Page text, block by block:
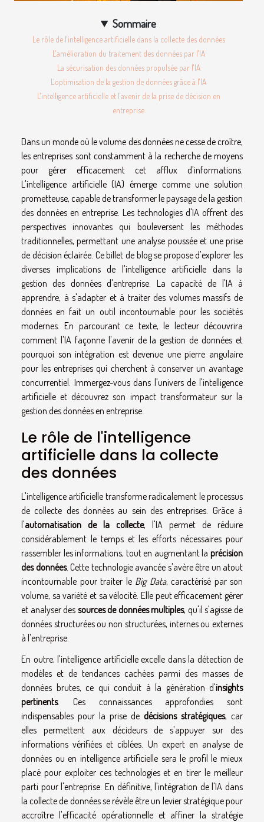
Sommaire
Le rôle de l'intelligence artificielle dans la collecte des données
L'amélioration du traitement des données par l'IA
La sécurisation des données propulsée par l'IA
L'optimisation de la gestion de données grâce à l'IA
L'intelligence artificielle et l'avenir de la prise de décision en
entreprise
Dans un monde où le volume des données ne cesse de croître,
les entreprises sont constamment à la recherche de moyens
pour gérer efficacement cet afflux d'informations.
L'intelligence artificielle (IA) émerge comme une solution
prometteuse, capable de transformer le paysage de la gestion
des données en entreprise. Les technologies d'IA offrent des
perspectives innovantes qui bouleversent les méthodes
traditionnelles, permettant une analyse poussée et une prise
de décision éclairée. Ce billet de blog se propose d'explorer les
diverses implications de l'intelligence artificielle dans la
gestion des données d'entreprise. La capacité de l'IA à
apprendre, à s'adapter et à traiter des volumes massifs de
données en fait un outil incontournable pour les sociétés
modernes. En parcourant ce texte, le lecteur découvrira
comment l'IA façonne l'avenir de la gestion de données et
pourquoi son intégration est devenue une pierre angulaire
pour les entreprises qui cherchent à conserver un avantage
concurrentiel. Immergez-vous dans l'univers de l'intelligence
artificielle et découvrez son impact transformateur sur la
gestion des données en entreprise.
Le rôle de l'intelligence
artificielle dans la collecte
des données
L'intelligence artificielle transforme radicalement le processus
de collecte des données au sein des entreprises. Grâce à
l'automatisation de la collecte, l'IA permet de réduire
considérablement le temps et les efforts nécessaires pour
rassembler les informations, tout en augmentant la précision
des données. Cette technologie avancée s'avère être un atout
incontournable pour traiter le Big Data, caractérisé par son
volume, sa variété et sa vélocité. Elle peut efficacement gérer
et analyser des sources de données multiples, qu'il s'agisse de
données structurées ou non structurées, internes ou externes
à l'entreprise.
En outre, l'intelligence artificielle excelle dans la détection de
modèles et de tendances cachées parmi des masses de
données brutes, ce qui conduit à la génération d'insights
pertinents. Ces connaissances approfondies sont
indispensables pour la prise de décisions stratégiques, car
elles permettent aux décideurs de s'appuyer sur des
informations vérifiées et ciblées. Un expert en analyse de
données ou en intelligence artificielle sera le profil le mieux
placé pour exploiter ces technologies et en tirer le meilleur
parti pour l'entreprise. En définitive, l'intégration de l'IA dans
la collecte de données se révèle être un levier stratégique pour
accroître l'efficacité opérationnelle et affiner la stratégie